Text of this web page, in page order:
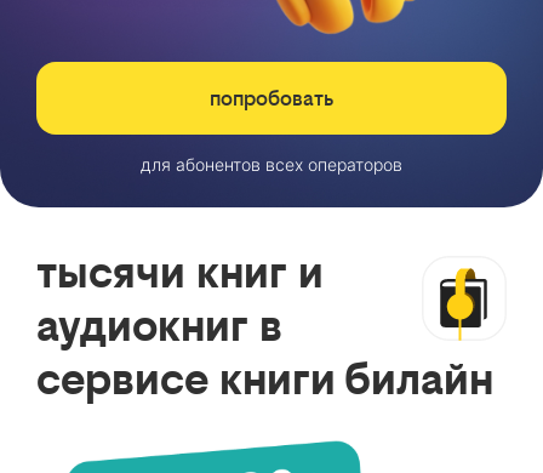
попробовать
для абонентов всех операторов
тысячи книг и
аудиокниг в
сервисе книги билайн